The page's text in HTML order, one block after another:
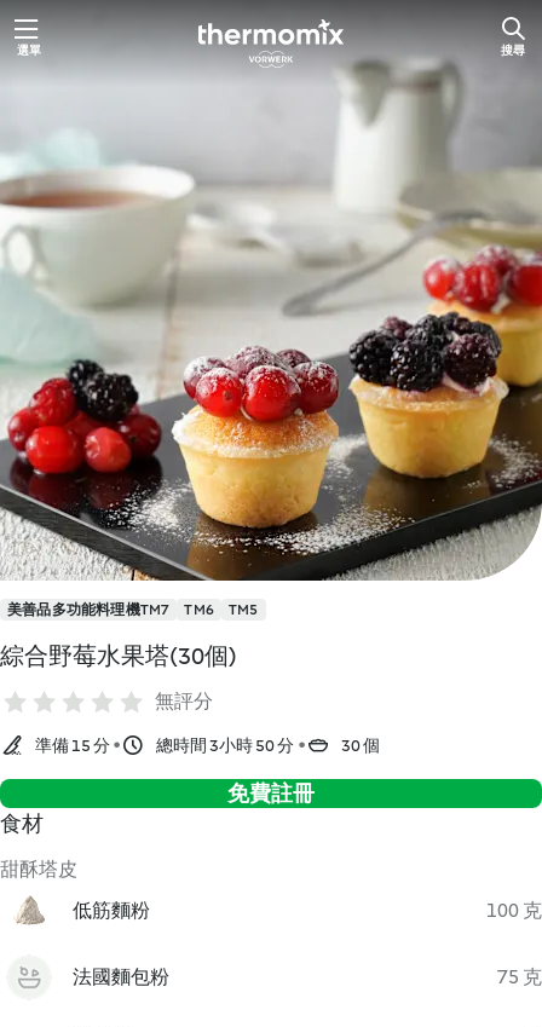
跳選單 搜尋
美善品多功能料理機TM7 TM6 TM5
綜合野莓水果塔(30個)
無評分
準備 15 分 總時間 3小時 50 分 30 個
免費註冊
食材
甜酥塔皮
低筋麵粉
100 克
法國麵包粉 75 克